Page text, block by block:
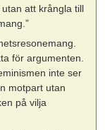
att krångla till
för argumenten.
inte ser
motpart utan
på vilja